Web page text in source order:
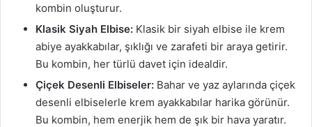
kombin oluşturur.
Klasik Siyah Elbise: Klasik bir siyah elbise ile krem
abiye ayakkabılar, şıklığı ve zarafeti bir araya getirir.
Bu kombin, her türlü davet için idealdir.
Çiçek Desenli Elbiseler: Bahar ve yaz aylarında çiçek
desenli elbiselerle krem ayakkabılar harika görünür.
Bu kombin, hem enerjik hem de şık bir hava yaratır.